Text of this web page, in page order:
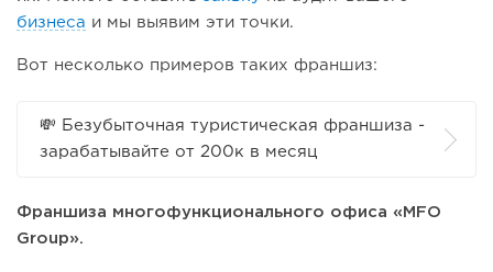
бизнеса и мы выявим эти точки.
Вот несколько примеров таких франшиз:
💸 Безубыточная туристическая франшиза -
зарабатывайте от 200к в месяц
Франшиза многофункционального офиса «MFO
Group».